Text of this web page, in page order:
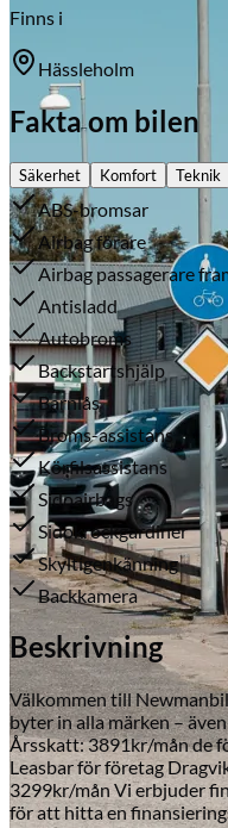
Serviceverkstad
Finns i
Hässleholm
Fakta om bilen
Säkerhet Komfort Teknik
ABS-bromsar
Airbag förare
Airbag passagerare
Antisladd
Autobroms
Backstartshjälp
Barnlås
Broms-assistans
Körfilsassistans
Sidoairbags
Sidokrockgardiner
Skyltigenkänning
Backkamera
Beskrivning
Välkommen till
byter in alla märken –
Årsskatt: 3891kr/mån de
Leasbar för företag
3299kr/mån Vi erbjuder
för att hitta en